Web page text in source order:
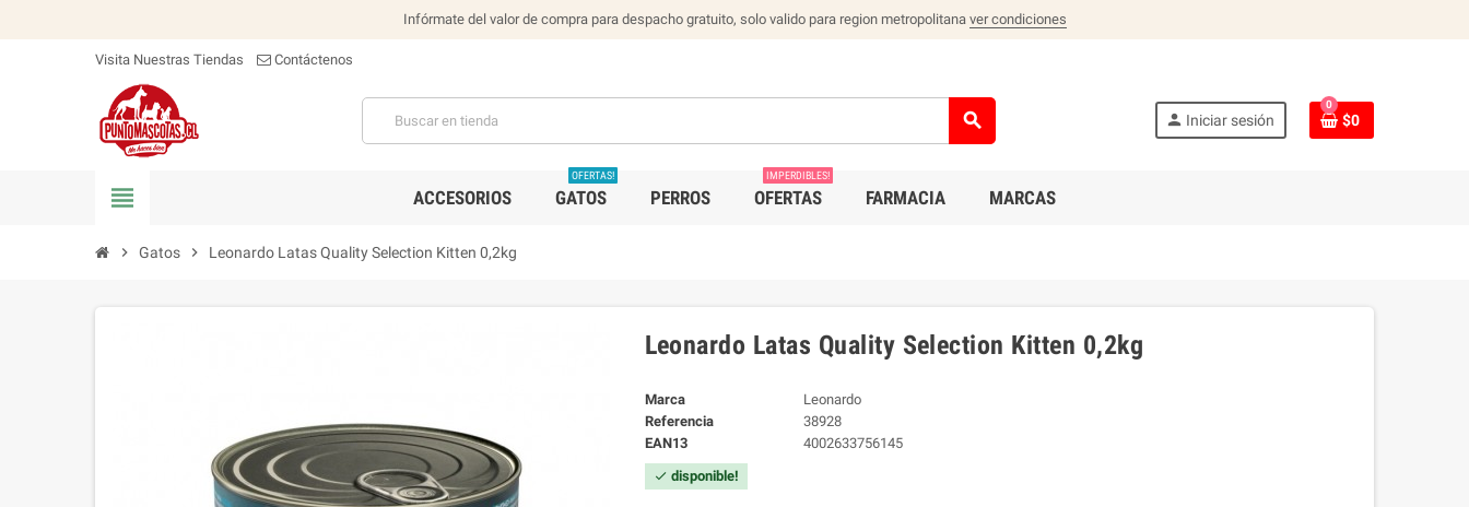
Infórmate del valor de compra para despacho gratuito, solo valido para region metropolitana ver condiciones
Visita Nuestras Tiendas Contáctenos
search person Iniciar sesión
0
$0
view_headline ACCESORIOS GATOS
OFERTAS!
PERROS OFERTAS
IMPERDIBLES!
FARMACIA MARCAS
chevron_right Gatos chevron_right Leonardo Latas Quality Selection Kitten 0,2kg
Leonardo Latas Quality Selection Kitten 0,2kg
Marca
Leonardo
Referencia
38928
EAN13
4002633756145
check disponible!